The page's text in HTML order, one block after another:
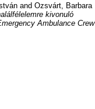
and Ozsvárt, Barbara
kivonuló
Ambulance Crew